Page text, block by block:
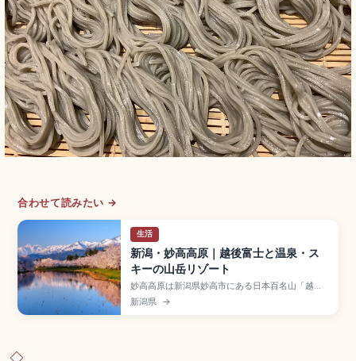
合わせて読みたい →
生活
新潟・妙高高原｜越後富士と温泉・ス
キーの山岳リゾート
妙高高原は新潟県妙高市にある日本百名山「越後
富士」標高2,454mの妙高山を中心とした山岳リ
ゾートで、四季を通じて多彩なアクティビティを
新潟県 →